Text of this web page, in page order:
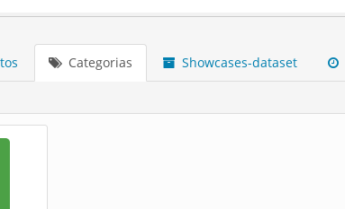
Categorias Showcases-dataset